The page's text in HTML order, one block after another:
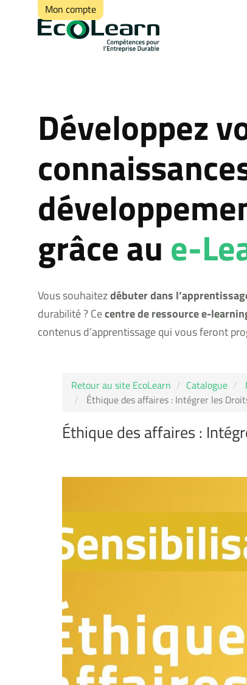
Développez
grâce au e-
Vous souhaitezdébuter dans
durabilité ? Cecentre de ressource e-
contenus d’apprentissage qui vous feront
Retour au site EcoLearn Catalogue
Éthique des affaires : Intégrer les
Éthique des affaires :
Mon compte